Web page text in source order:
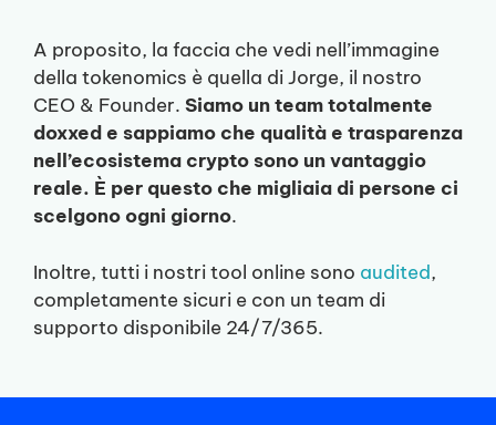
A proposito, la faccia che vedi nell’immagine
della tokenomics è quella di Jorge, il nostro
CEO & Founder. Siamo un team totalmente
doxxed e sappiamo che qualità e trasparenza
nell’ecosistema crypto sono un vantaggio
reale. È per questo che migliaia di persone ci
scelgono ogni giorno.
Inoltre, tutti i nostri tool online sono audited,
completamente sicuri e con un team di
supporto disponibile 24/7/365.